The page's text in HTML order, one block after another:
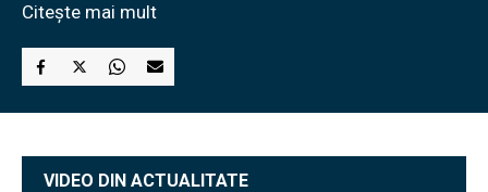
Citește mai mult
VIDEO DIN ACTUALITATE